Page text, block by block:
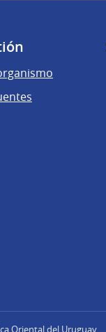
Oriental del Uruguay